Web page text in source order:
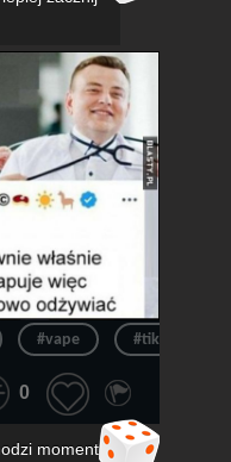
#vape #tik tok
0
moment,